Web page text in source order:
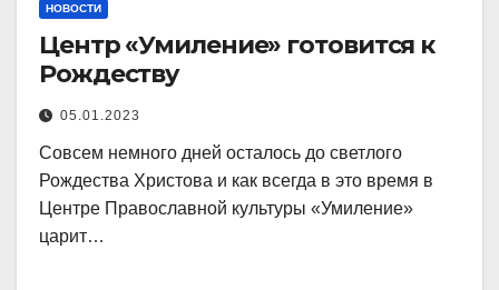
НОВОСТИ
Центр «Умиление» готовится к
Рождеству
05.01.2023
Совсем немного дней осталось до светлого
Рождества Христова и как всегда в это время в
Центре Православной культуры «Умиление»
царит…